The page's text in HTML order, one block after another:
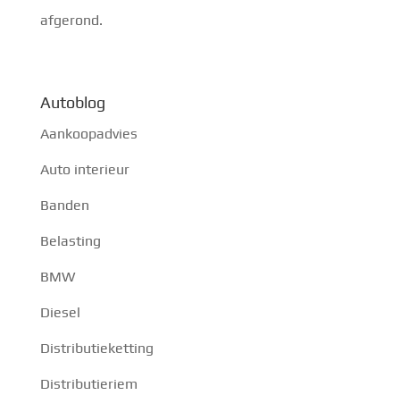
afgerond.
Autoblog
Aankoopadvies
Auto interieur
Banden
Belasting
BMW
Diesel
Distributieketting
Distributieriem